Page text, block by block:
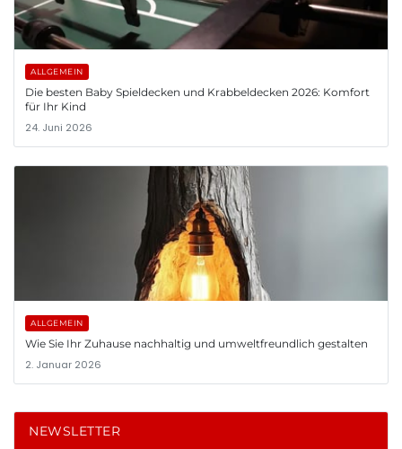
ALLGEMEIN
Die besten Baby Spieldecken und Krabbeldecken 2026: Komfort
für Ihr Kind
24. Juni 2026
ALLGEMEIN
Wie Sie Ihr Zuhause nachhaltig und umweltfreundlich gestalten
2. Januar 2026
NEWSLETTER